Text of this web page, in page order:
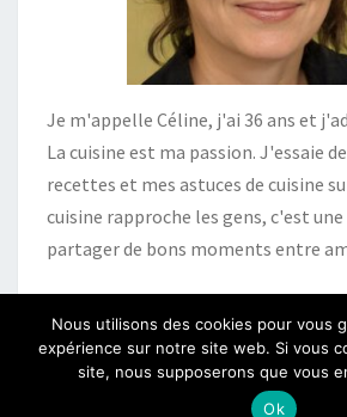
Je m'appelle Céline, j'ai 36 ans et
La cuisine est ma passion. J'essaie
recettes et mes astuces de cuisine
cuisine rapproche les gens, c'est
partager de bons moments entre
Fièrement propulsé par
Nous utilisons des cookies pour vous
expérience sur notre site web. Si vous
site, nous supposerons que vous
Ok